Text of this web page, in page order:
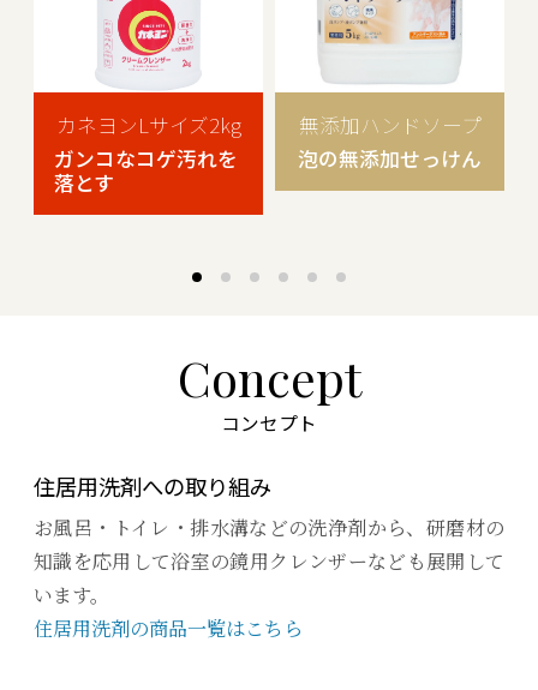
カネヨンLサイズ2kg
ガンコなコゲ汚れを
落とす
無添加ハンドソープ
泡の無添加せっけん
Concept
コンセプト
住居用洗剤への取り組み
お風呂・トイレ・排水溝などの洗浄剤から、研磨材の
知識を応用して浴室の鏡用クレンザーなども展開して
います。
住居用洗剤の商品一覧はこちら